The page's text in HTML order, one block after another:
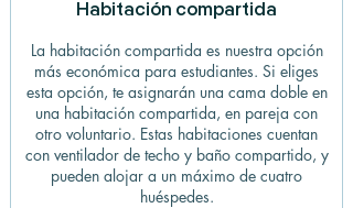
Habitación compartida
La habitación compartida es nuestra opción
más económica para estudiantes. Si eliges
esta opción, te asignarán una cama doble en
una habitación compartida, en pareja con
otro voluntario. Estas habitaciones cuentan
con ventilador de techo y baño compartido, y
pueden alojar a un máximo de cuatro
huéspedes.